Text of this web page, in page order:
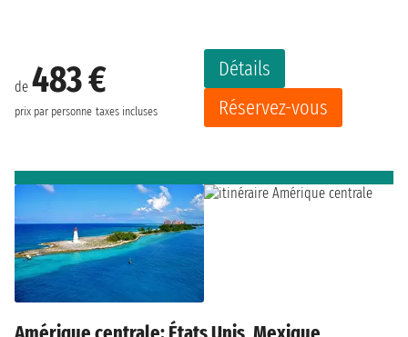
de 483 €
prix par personne taxes incluses
Détails
Réservez-vous